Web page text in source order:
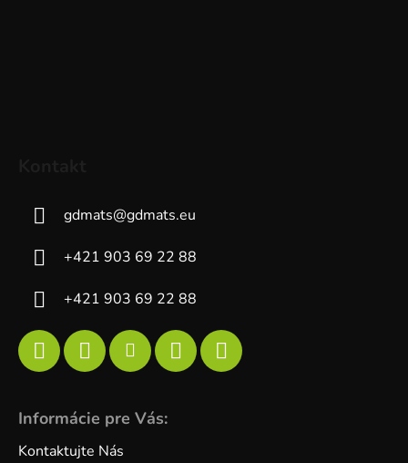
gdmats@gdmats.eu
+421 903 69 22 88
+421 903 69 22 88
Informácie pre Vás:
Kontaktujte Nás